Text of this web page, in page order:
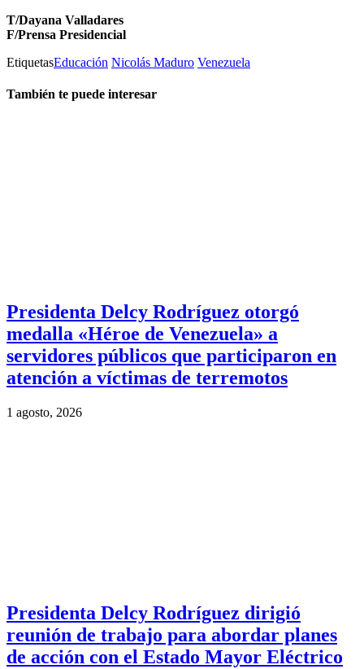
T/Dayana Valladares
F/Prensa Presidencial
EtiquetasEducación Nicolás Maduro Venezuela
También te puede interesar
Presidenta Delcy Rodríguez otorgó
medalla «Héroe de Venezuela» a
servidores públicos que participaron en
atención a víctimas de terremotos
1 agosto, 2026
Presidenta Delcy Rodríguez dirigió
reunión de trabajo para abordar planes
de acción con el Estado Mayor Eléctrico